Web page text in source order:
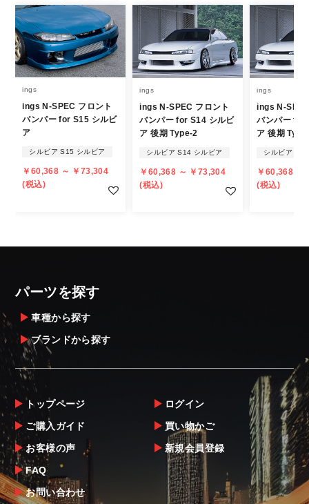
不可となりますので、商品やカラー等、お間
違い無いようお願い致します。
※商品写真は実際の商品とカラーやイメー
ジが若干異なる場合もございます。
商品名や説明等でご確認ください。
発送について
があることはご了承ください。
また、小さな商品でも、メーカーによって
・発送先に、塗装・取付店等の業者様をご指
・メーカーによっては、配送先が自動車関連
業者でなければ、配送出来ないことがあるこ
とは予めご了承ください。
お届け商品について
商品到着後は速やかに開封のうえ、中身をご
確認下さい。
当社ならびにメーカーでは販売する商品に万
全を期すよう尽力しておりますが、
万一、商品に不具合があった場合は商品出荷
後5日以内にご連絡をお願いします。
なお、塗装・加工・装着後の交換や返品は、
ings
ings N-SPEC フロント
バンパー for S15 シルビ
ア
シルビア S15 シルビア
￥60,368 ～ ￥73,304
(税込)
ings
ings N-SPEC フロント
バンパー for S14 シルビ
ア 後期 Type-2
シルビア S14 シルビア
￥60,368 ～ ￥73,304
(税込)
ings
ings N-
バンパー for
ア 後期
シルビア
￥60,368 ～
(税込)
パーツを探す
車種から探す
ブランドから探す
トップページ
ご購入ガイド
お客様の声
FAQ
お問い合わせ
ログイン
買い物かご
新規会員登録